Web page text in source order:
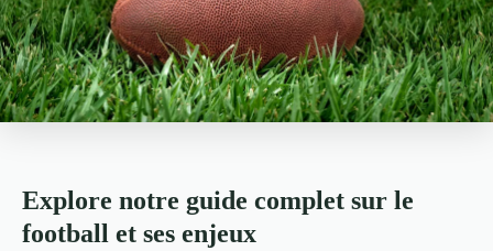
Explore notre guide complet sur le
football et ses enjeux